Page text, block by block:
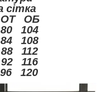
сітка
ОБ
104
108
112
116
120